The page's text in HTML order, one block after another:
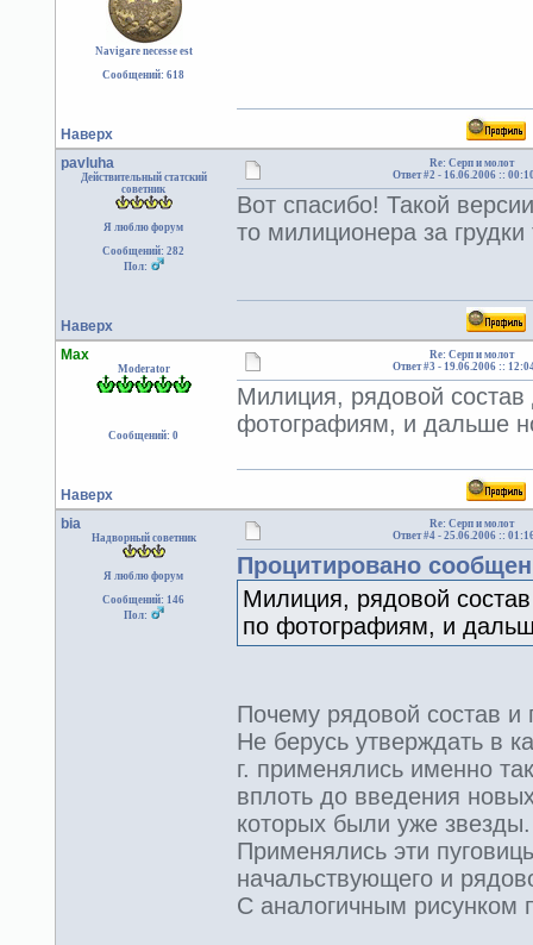
Navigare necesse est
Сообщений: 618
Наверх
pavluha
Действительный статский
советник
Я люблю форум
Сообщений: 282
Пол:
Re: Серп и молот
Ответ #2 - 16.06.2006 ::
Вот спасибо! Такой
то милиционера за
Наверх
Max
Moderator
Сообщений: 0
Re: Серп и молот
Ответ #3 - 19.06.2006 ::
Милиция, рядовой состав
фотографиям, и дальше
Наверх
bia
Надворный советник
Я люблю форум
Сообщений: 146
Пол:
Re: Серп и молот
Ответ #4 -25.06.2006 ::
Процитировано
Милиция, рядовой
по фотографиям, и
Почему рядовой состав и
Не берусь утверждать в
г. применялись именно
вплоть до введения
которых были уже звезды.
Применялись эти
начальствующего и
С аналогичным рисунком